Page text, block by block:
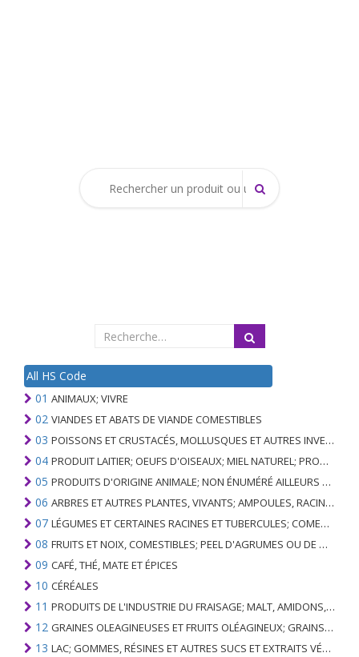
All HS Code
01 ANIMAUX; VIVRE
02 VIANDES ET ABATS DE VIANDE COMESTIBLES
03 POISSONS ET CRUSTACÉS, MOLLUSQUES ET AUTRES INVERTÉBRÉS AQUATIQUES
04 PRODUIT LAITIER; OEUFS D'OISEAUX; MIEL NATUREL; PRODUITS COMESTIBLES D'ORIGINE ANIMALE, NON ÉNUMÉRÉS AILLEURS OU INCLUS
05 PRODUITS D'ORIGINE ANIMALE; NON ÉNUMÉRÉ AILLEURS OU INCLUS
06 ARBRES ET AUTRES PLANTES, VIVANTS; AMPOULES, RACINES ET ANALOGUES; FLEURS COUPEES ET FEUILLAGE ORNEMENTAL
07 LÉGUMES ET CERTAINES RACINES ET TUBERCULES; COMESTIBLE
08 FRUITS ET NOIX, COMESTIBLES; PEEL D'AGRUMES OU DE MELONS
09 CAFÉ, THÉ, MATE ET ÉPICES
10 CÉRÉALES
11 PRODUITS DE L'INDUSTRIE DU FRAISAGE; MALT, AMIDONS, INULINE, GLUTEN DE BLÉ
12 GRAINES OLEAGINEUSES ET FRUITS OLÉAGINEUX; GRAINS DIVERS, GRAINES ET FRUITS, PLANTES INDUSTRIELLES OU MÉDICINALES; PAILLE ET FOURRAGE
13 LAC; GOMMES, RÉSINES ET AUTRES SUCS ET EXTRAITS VÉGÉTAUX